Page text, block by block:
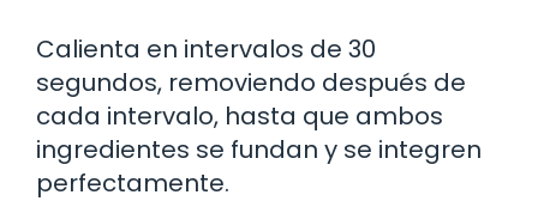
Calienta en intervalos de 30
segundos, removiendo después de
cada intervalo, hasta que ambos
ingredientes se fundan y se integren
perfectamente.